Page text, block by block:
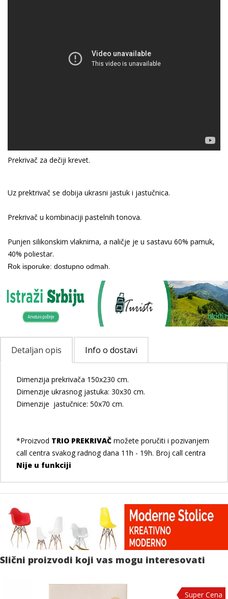
Prekrivač za dečiji krevet.
Uz prektrivač se dobija ukrasni jastuk i jastučnica.
Prekrivač u kombinaciji pastelnih tonova.
Punjen silikonskim vlaknima, a naličje je u sastavu 60% pamuk,
40% poliestar.
Rok isporuke: dostupno odmah.
Detaljan opis Info o dostavi
Dimenzija prekrivača 150x230 cm.
Dimenzije ukrasnog jastuka: 30x30 cm.
Dimenzije jastučnice: 50x70 cm.
*Proizvod TRIO PREKRIVAČ možete poručiti i pozivanjem
call centra svakog radnog dana 11h - 19h. Broj call centra
Nije u funkciji
Slični proizvodi koji vas mogu interesovati
Super Cena